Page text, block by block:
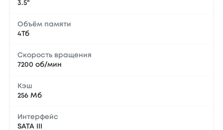
3.5"
Объём памяти
4Тб
Скорость вращения
7200 об/мин
Кэш
256 Мб
Интерфейс
SATA III